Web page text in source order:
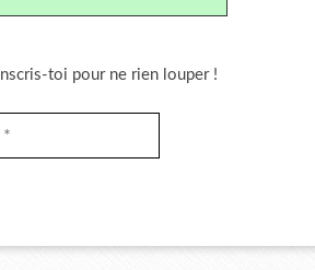
Inscris-toi pour ne rien louper !